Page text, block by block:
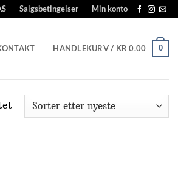
Salgsbetingelser Min konto
HANDLEKURV / KR 0.00 0